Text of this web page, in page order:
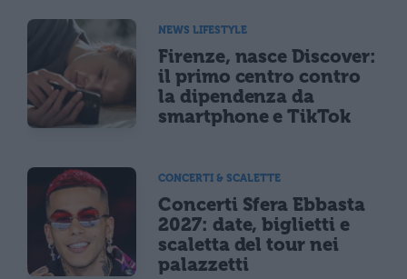
NEWS LIFESTYLE
Firenze, nasce Discover:
il primo centro contro
la dipendenza da
smartphone e TikTok
CONCERTI & SCALETTE
Concerti Sfera Ebbasta
2027: date, biglietti e
scaletta del tour nei
palazzetti